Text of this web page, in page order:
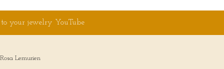
to your jewelry YouTube
Lemurien